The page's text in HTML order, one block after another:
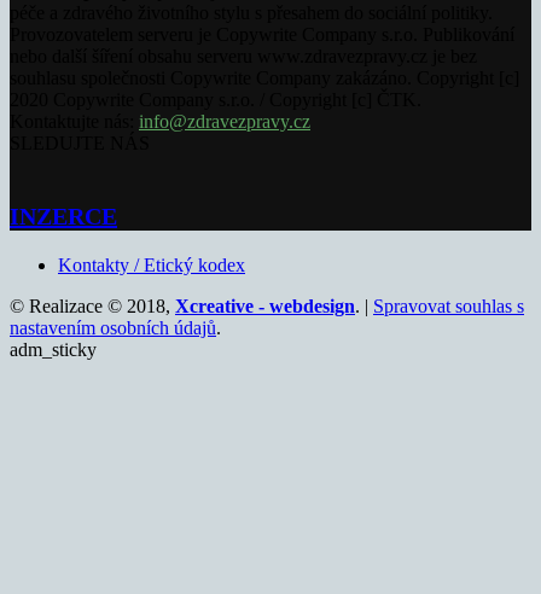
info@zdravezpravy.cz
INZERCE
Kontakty / Etický kodex
© Realizace © 2018, Xcreative - webdesign. | Spravovat souhlas s
nastavením osobních údajů.
adm_sticky